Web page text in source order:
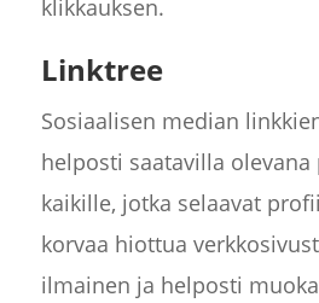
klikkauksen.
Linktree
Sosiaalisen median
helposti saatavilla
kaikille, jotka selaavat
korvaa hiottua
ilmainen ja helposti